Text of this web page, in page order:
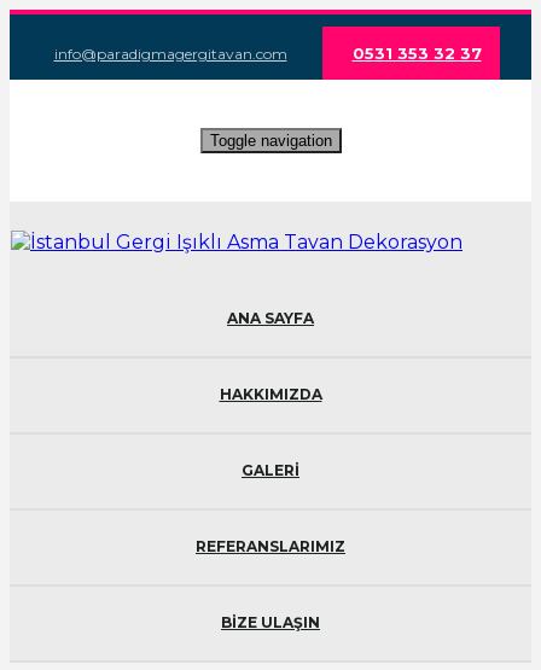
info@paradigmagergitavan.com 0531 353 32 37
Toggle navigation
ANA SAYFA
HAKKIMIZDA
GALERİ
REFERANSLARIMIZ
BİZE ULAŞIN